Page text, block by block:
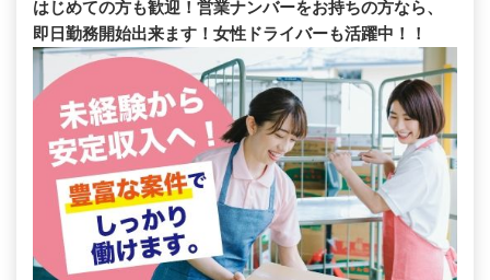
はじめての方も歓迎！営業ナンバーをお持ちの方なら、
即日勤務開始出来ます！女性ドライバーも活躍中！！